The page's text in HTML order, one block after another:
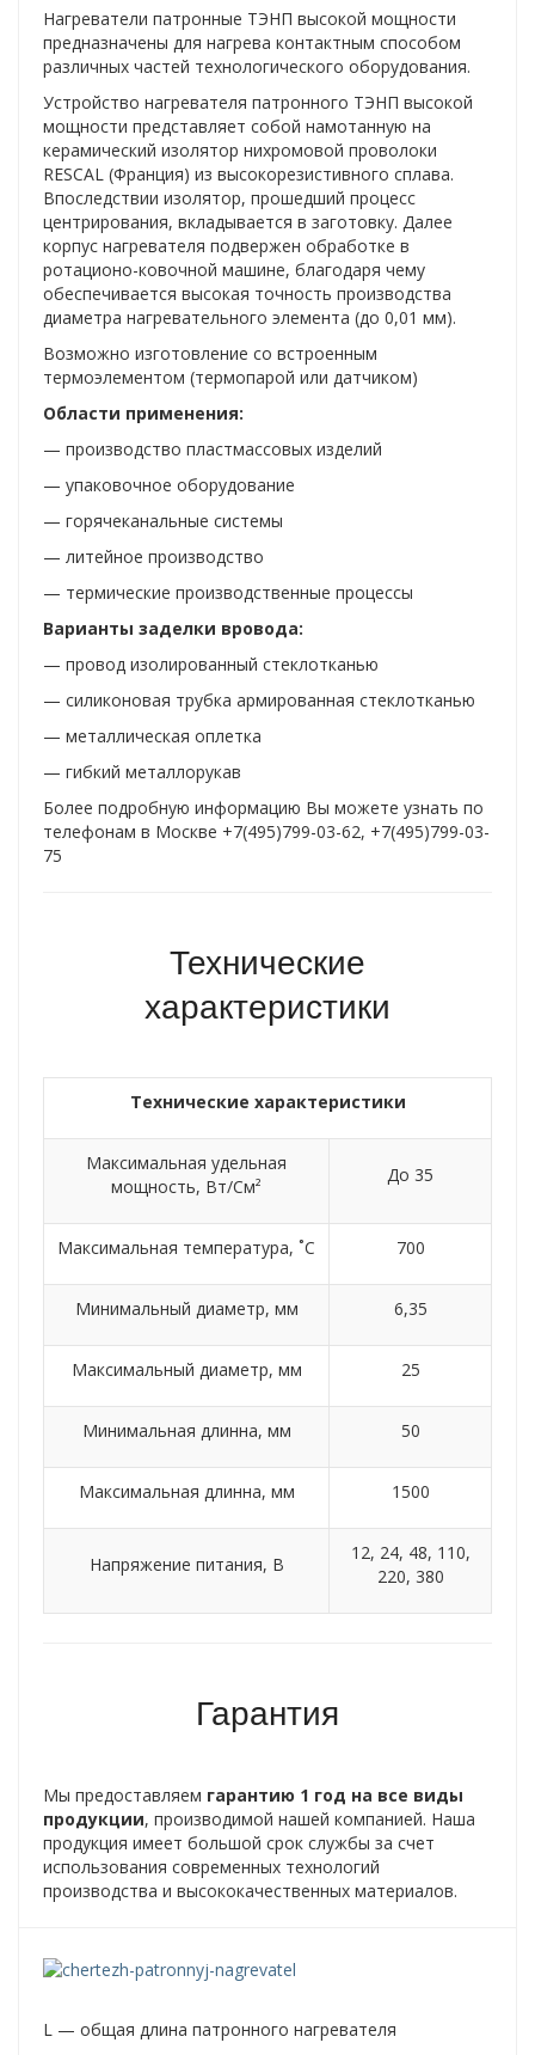
Гибкие ленточные нагреватели (ЭНГЛ)
Плоские гибкие нагреватели
Инфракрасные нагреватели/излучатели
Нагреватели инфракрасные изогнутые NS
Нагреватели инфракрасные плоские (NP)
Нагреватели кварцевые
Кварцевые нагреватели/кассеты
Трубчатые кварцевые нагреватели
Обогреватели шкафов автоматики (ОША)
Радиаторные обогреватели шкафов автоматики
Нагреватели ёмкостей
Стандартные компоненты для пластиковой прессформы
О КОМПАНИИ
СОТРУДНИЧЕСТВО
СЕРТИФИКАТЫ
ГАЛЕРЕЯ
Нагреватели патронные ТЭНП высокой мощности
предназначены для нагрева контактным способом
различных частей технологического оборудования.
Устройство нагревателя патронного ТЭНП высокой
мощности представляет собой намотанную на
керамический изолятор нихромовой проволоки
RESCAL (Франция) из высокорезистивного сплава.
Впоследствии изолятор, прошедший процесс
центрирования, вкладывается в заготовку. Далее
корпус нагревателя подвержен обработке в
ротационо-ковочной машине, благодаря чему
обеспечивается высокая точность производства
диаметра нагревательного элемента (до 0,01 мм).
Возможно изготовление со встроенным
термоэлементом (термопарой или датчиком)
Области применения:
— производство пластмассовых изделий
— упаковочное оборудование
— горячеканальные системы
— литейное производство
— термические производственные процессы
Варианты заделки вровода:
— провод изолированный стеклотканью
— силиконовая трубка армированная стеклотканью
— металлическая оплетка
— гибкий металлорукав
Более подробную информацию Вы можете узнать по
телефонам в Москве +7(495)799-03-62, +7(495)799-03-
75
Технические
характеристики
Технические характеристики
Максимальная удельная
мощность, Вт/См²
До 35
Максимальная температура, ˚C 700
Минимальный диаметр, мм 6,35
Максимальный диаметр, мм 25
Минимальная длинна, мм 50
Максимальная длинна, мм 1500
Напряжение питания, В
12, 24, 48, 110,
220, 380
Гарантия
Мы предоставляем гарантию 1 год на все виды
продукции, производимой нашей компанией. Наша
продукция имеет большой срок службы за счет
использования современных технологий
производства и высококачественных материалов.
L — общая длина патронного нагревателя